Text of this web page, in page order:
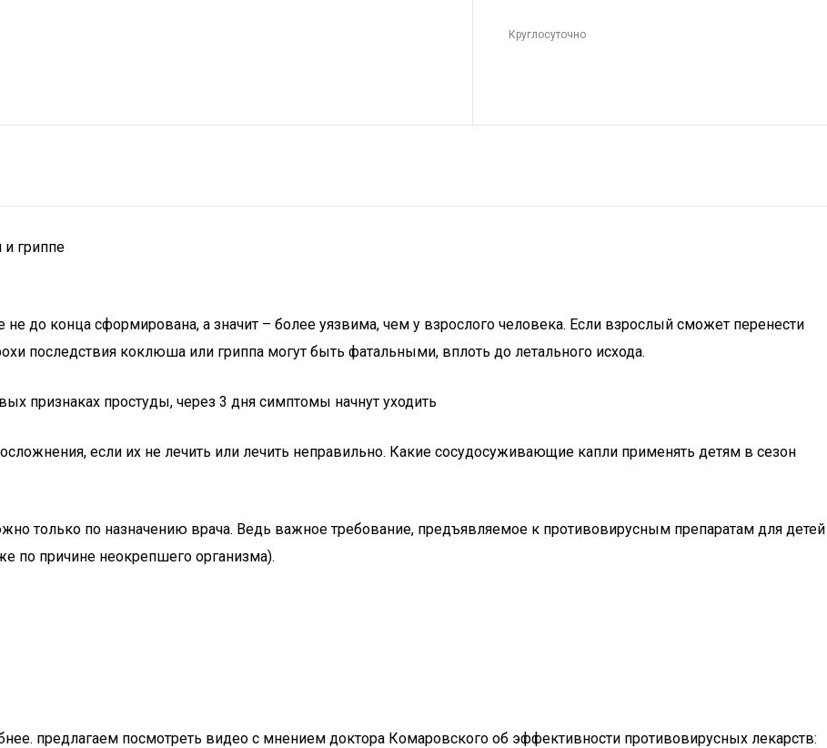
Круглосуточно
и гриппе
до конца сформирована, а значит – более уязвима, чем у взрослого человека. Если взрослый сможет перенести
последствия коклюша или гриппа могут быть фатальными, вплоть до летального исхода.
признаках простуды, через 3 дня симптомы начнут уходить
если их не лечить или лечить неправильно. Какие сосудосуживающие капли применять детям в сезон
только по назначению врача. Ведь важное требование, предъявляемое к противовирусным препаратам для детей
по причине неокрепшего организма).
предлагаем посмотреть видео с мнением доктора Комаровского об эффективности противовирусных лекарств: